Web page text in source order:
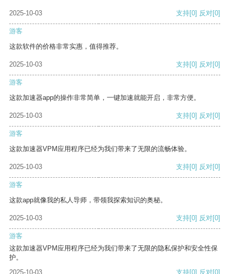
2025-10-03 支持[0] 反对[0]
游客
这款软件的价格非常实惠，值得推荐。
2025-10-03 支持[0] 反对[0]
游客
这款加速器app的操作非常简单，一键加速就能开启，非常方便。
2025-10-03 支持[0] 反对[0]
游客
这款加速器VPM应用程序已经为我们带来了无限的流畅体验。
2025-10-03 支持[0] 反对[0]
游客
这款app就像我的私人导师，带领我探索知识的奥秘。
2025-10-03 支持[0] 反对[0]
游客
这款加速器VPM应用程序已经为我们带来了无限的隐私保护和安全性保
护。
2025-10-03
支持[0] 反对[0]